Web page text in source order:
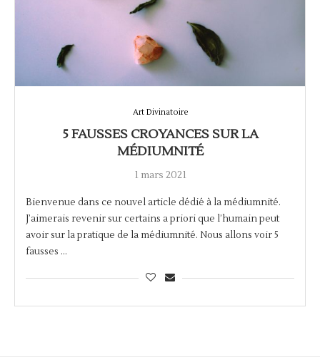
Art Divinatoire
5 FAUSSES CROYANCES SUR LA
MÉDIUMNITÉ
1 mars 2021
Bienvenue dans ce nouvel article dédié à la médiumnité.
J’aimerais revenir sur certains a priori que l’humain peut
avoir sur la pratique de la médiumnité. Nous allons voir 5
fausses …